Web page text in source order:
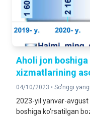
Aholi jon
xizmatlarining
04/10/2023 • So'nggi
2023-yil yanvar-avgust
boshiga ko‘rsatilgan